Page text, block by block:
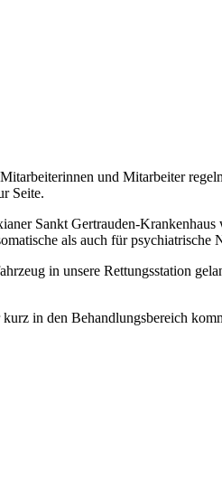
und Mitarbeiter
Seite.
Sankt Gertrauden-Krankenhaus
als auch für psychiatrische
in unsere Rettungsstation
in den Behandlungsbereich